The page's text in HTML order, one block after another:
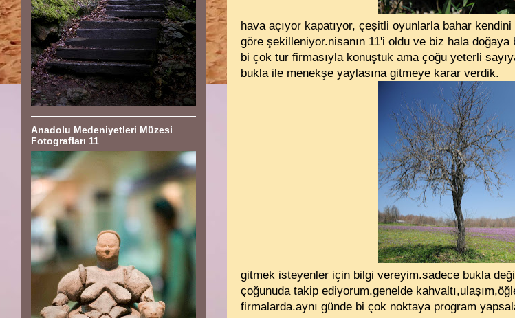
hava açıyor kapatıyor, çeşitli oyunlarla bahar
göre şekilleniyor.nisanın 11'i oldu ve biz hala doğaya
bi çok tur firmasıyla konuştuk ama çoğu yeterli
bukla ile menekşe yaylasına gitmeye karar verdik.
gitmek isteyenler için bilgi vereyim.sadece bukla
çoğunuda takip ediyorum.genelde
firmalarda.aynı günde bi çok noktaya program
Anadolu Medeniyetleri Müzesi
Fotografları 11